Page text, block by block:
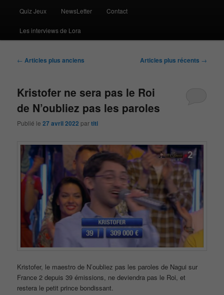
Quiz Jeux NewsLetter Contact
Les interviews de Lora
Navigation
← Articles plus anciens Articles plus récents →
Kristofer ne sera pas le Roi
de N’oubliez pas les paroles
Publié le27 avril 2022 partiti
Kristofer, le maestro de N’oubliez pas les paroles de Nagui sur
France 2 depuis 39 émissions, ne deviendra pas le Roi, et
restera le petit prince bondissant.